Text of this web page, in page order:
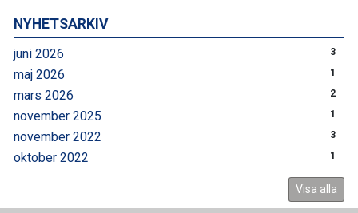
NYHETSARKIV
juni 2026 3
maj 2026 1
mars 2026 2
november 2025 1
november 2022 3
oktober 2022 1
Visa alla